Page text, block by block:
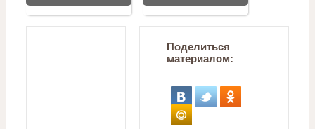
Поделиться
материалом: